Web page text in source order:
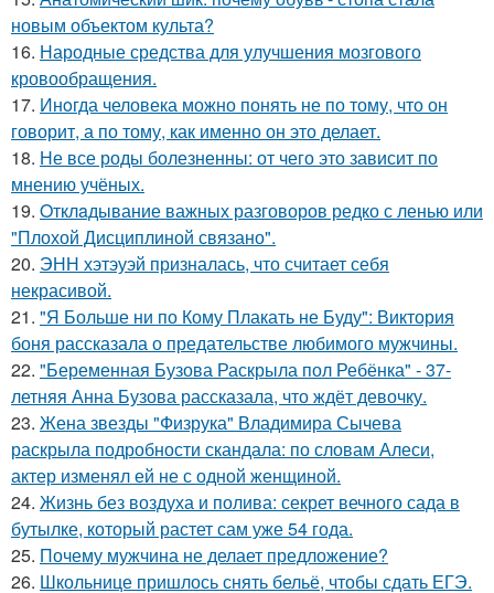
новым объектом культа?
16. Народные средства для улучшения мозгового
кровообращения.
17. Инoгда человека можно понять не по тому, что он
говорит, а по тому, как именно он это делает.
18. Не все роды болезненны: от чего это зависит по
мнению учёных.
19. Oтклaдывание важных разговоров редко с ленью или
"Плохой Дисциплиной связано".
20. ЭНН хэтэуэй призналась, что считает себя
некрасивой.
21. "Я Больше ни по Кому Плакать не Буду": Виктория
боня рассказала о предательстве любимого мужчины.
22. "Беременная Бузова Раскрыла пол Ребёнка" - 37-
летняя Анна Бузова рассказала, что ждёт девочку.
23. Жена звезды "Физрука" Владимира Сычева
раскрыла подробности скандала: по словам Алеси,
актер изменял ей не с одной женщиной.
24. Жизнь без воздуха и полива: секрет вечного сада в
бутылке, который растет сам уже 54 года.
25. Почему мужчина не делает предложение?
26. Школьнице пришлось снять бельё, чтобы сдать ЕГЭ.